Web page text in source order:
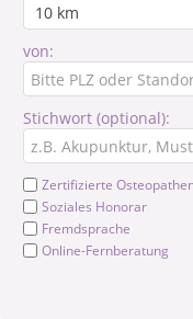
von:
Stichwort (optional):
Zertifizierte
Soziales Honorar
Fremdsprache
Online-Fernberatung